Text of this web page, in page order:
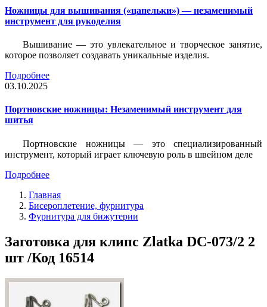
Ножницы для вышивания («цапельки») — незаменимый
инструмент для рукоделия
Вышивание — это увлекательное и творческое занятие,
которое позволяет создавать уникальные изделия.
Подробнее
03.10.2025
Портновские ножницы: Незаменимый инструмент для
шитья
Портновские ножницы — это специализированный
инструмент, который играет ключевую роль в швейном деле
Подробнее
Главная
Бисероплетение, фурнитура
Фурнитура для бижутерии
Заготовка для клипс Zlatka DC-073/2 2
шт /Код 16514